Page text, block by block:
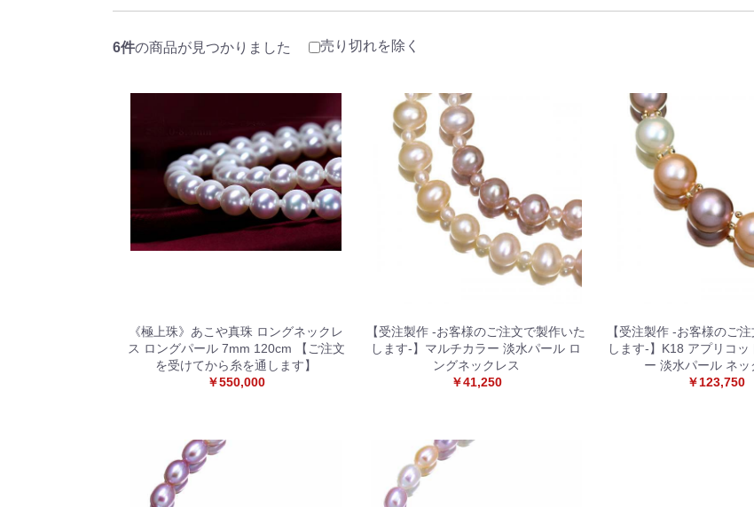
6件の商品が見つかりました 売り切れを除く
《極上珠》あこや真珠 ロングネックレ
ス ロングパール 7mm 120cm 【ご注文
を受けてから糸を通します】
￥550,000
【受注製作 -お客様のご注文で製作いた
します-】マルチカラー 淡水パール ロ
ングネックレス
￥41,250
【受注製作 -お客様のご
します-】K18 アプリコッ
ー 淡水パール ネッ
￥123,750